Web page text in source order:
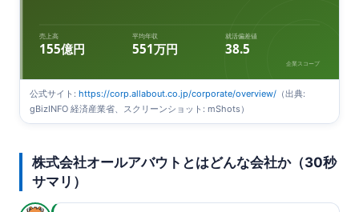
売上高
155億円
平均年収
551万円
就活偏差値
38.5
企業スコープ
公式サイト: https://corp.allabout.co.jp/corporate/overview/ （出典:
gBizINFO 経済産業省、スクリーンショット: mShots）
株式会社オールアバウトとはどんな会社か（30秒
サマリ）